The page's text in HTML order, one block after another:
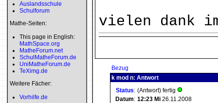
Auslandsschule
Schulforum
Mathe-Seiten:
This page in English:
MathSpace.org
MatheForum.net
SchulMatheForum.de
UniMatheForum.de
TeXimg.de
Weitere Fächer:
Vorhilfe.de
vielen dank
Bezug
k mod n: Antwort
Status: (Antwort) fertig
Datum: 12:23 Mi 26.11.2008